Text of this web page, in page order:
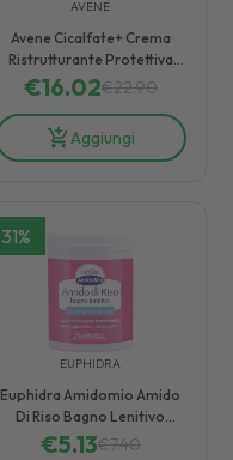
AVENE
Avene Cicalfate+ Crema
Ristrutturante Protettiva
per Adulti e Bambini 100 ml
€16.02€22.90
Aggiungi
31%
EUPHIDRA
Euphidra Amidomio Amido
Di Riso Bagno Lenitivo
Polvere 200 G
€5.13€7.40